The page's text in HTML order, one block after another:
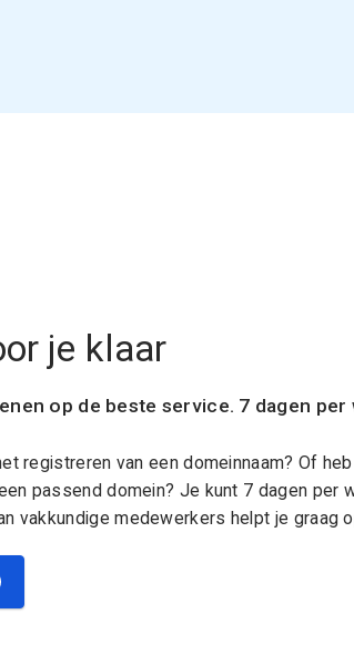
je klaar
op de beste service. 7 dagen per
registreren van een domeinnaam? Of
passend domein? Je kunt 7 dagen per
vakkundige medewerkers helpt je graag